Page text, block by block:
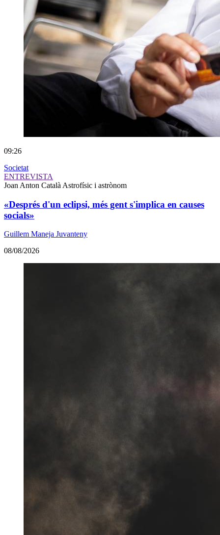
09:26
Societat
ENTREVISTA
Joan Anton Català Astrofísic i astrònom
«Després d'un eclipsi, més gent s'implica en causes
socials»
Guillem Maneja Juvanteny
08/08/2026